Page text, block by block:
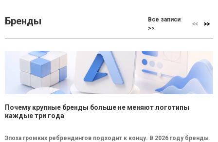
Бренды
Все записи
>>
Почему крупные бренды больше не меняют логотипы
каждые три года
Эпоха громких ребрендингов подходит к концу. В 2026 году бренды